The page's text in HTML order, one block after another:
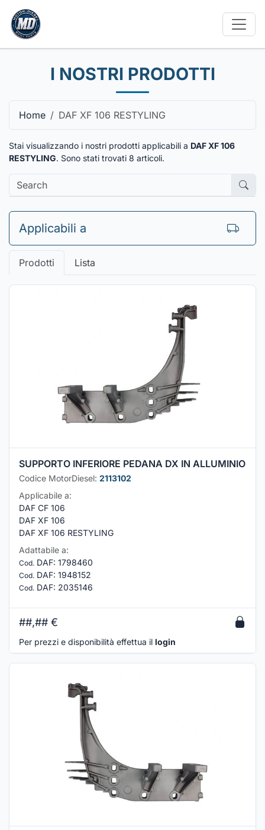
I NOSTRI PRODOTTI
Home DAF XF 106 RESTYLING
Stai visualizzando i nostri prodotti applicabili a DAF XF 106
RESTYLING. Sono stati trovati 8 articoli.
Applicabili a
Prodotti Lista
SUPPORTO INFERIORE PEDANA DX IN ALLUMINIO
Codice MotorDiesel: 2113102
Applicabile a:
DAF CF 106
DAF XF 106
DAF XF 106 RESTYLING
Adattabile a:
Cod. DAF: 1798460
Cod. DAF: 1948152
Cod. DAF: 2035146
##,## €
Per prezzi e disponibilità effettua il login